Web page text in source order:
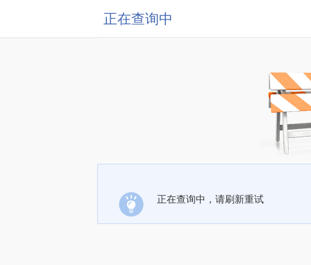
正在查询中
正在查询中，请刷新重试